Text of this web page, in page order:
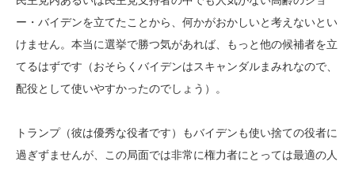
ー・バイデンを立てたことから、何かがおかしいと考えないとい
けません。本当に選挙で勝つ気があれば、もっと他の候補者を立
てるはずです（おそらくバイデンはスキャンダルまみれなので、
配役として使いやすかったのでしょう）。
トランプ（彼は優秀な役者です）もバイデンも使い捨ての役者に
過ぎずませんが、この局面では非常に権力者にとっては最適の人